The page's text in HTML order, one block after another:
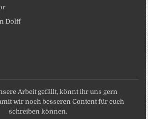
Dolff
Arbeit gefällt, könnt ihr uns gern
wir noch besseren Content für euch
schreiben können.